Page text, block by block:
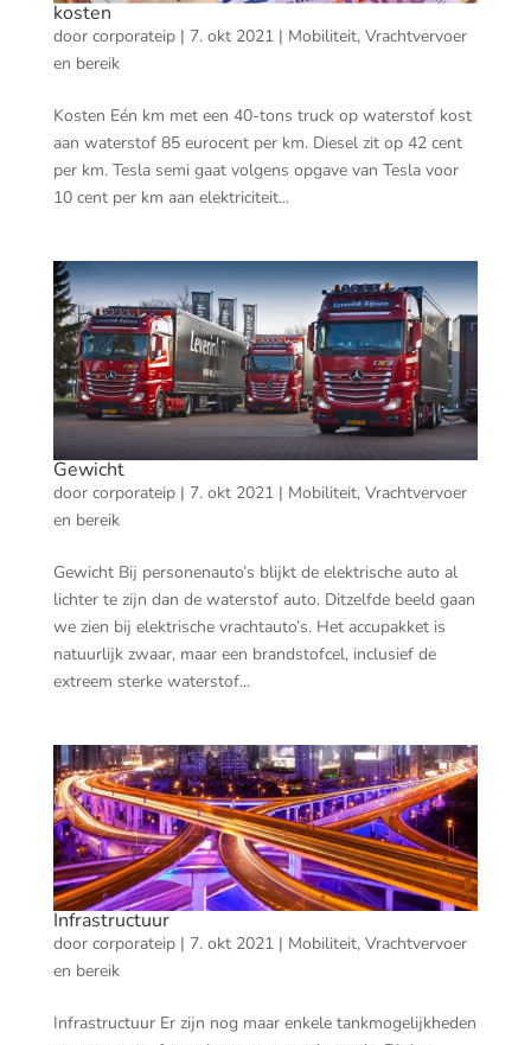
kosten
door corporateip| 7. okt 2021| Mobiliteit, Vrachtvervoer
en bereik
Kosten Eén km met een 40-tons truck op waterstof kost
aan waterstof 85 eurocent per km. Diesel zit op 42 cent
per km. Tesla semi gaat volgens opgave van Tesla voor
10 cent per km aan elektriciteit...
Gewicht
door corporateip| 7. okt 2021| Mobiliteit, Vrachtvervoer
en bereik
Gewicht Bij personenauto’s blijkt de elektrische auto al
lichter te zijn dan de waterstof auto. Ditzelfde beeld gaan
we zien bij elektrische vrachtauto’s. Het accupakket is
natuurlijk zwaar, maar een brandstofcel, inclusief de
extreem sterke waterstof...
Infrastructuur
door corporateip| 7. okt 2021| Mobiliteit, Vrachtvervoer
en bereik
Infrastructuur Er zijn nog maar enkele tankmogelijkheden